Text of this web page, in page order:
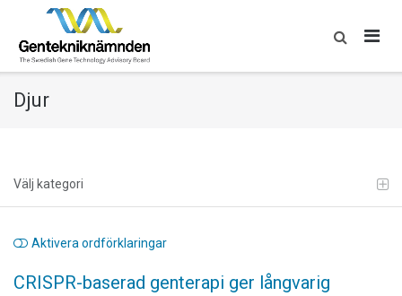
content
Djur
Välj kategori
Aktivera ordförklaringar
CRISPR-baserad genterapi ger långvarig